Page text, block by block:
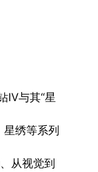
Ⅳ与其“星
绣等系列
从视觉到